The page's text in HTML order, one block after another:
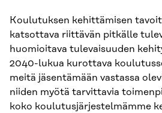
Koulutuksen kehittämisen
katsottava riittävän pitkälle
huomioitava tulevaisuuden
2040-lukua kurottava
meitä jäsentämään vastassa
niiden myötä tarvittavia
koko koulutusjärjestelmämme